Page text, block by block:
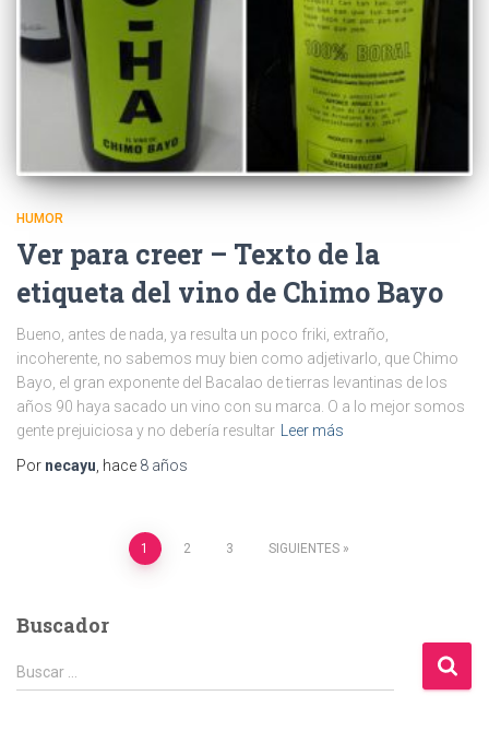
HUMOR
Ver para creer – Texto de la
etiqueta del vino de Chimo Bayo
Bueno, antes de nada, ya resulta un poco friki, extraño,
incoherente, no sabemos muy bien como adjetivarlo, que Chimo
Bayo, el gran exponente del Bacalao de tierras levantinas de los
años 90 haya sacado un vino con su marca. O a lo mejor somos
gente prejuiciosa y no debería resultar Leer más
Por necayu , hace 8 años
Paginación
1 2 3 SIGUIENTES
Buscador
B
u
Buscar …